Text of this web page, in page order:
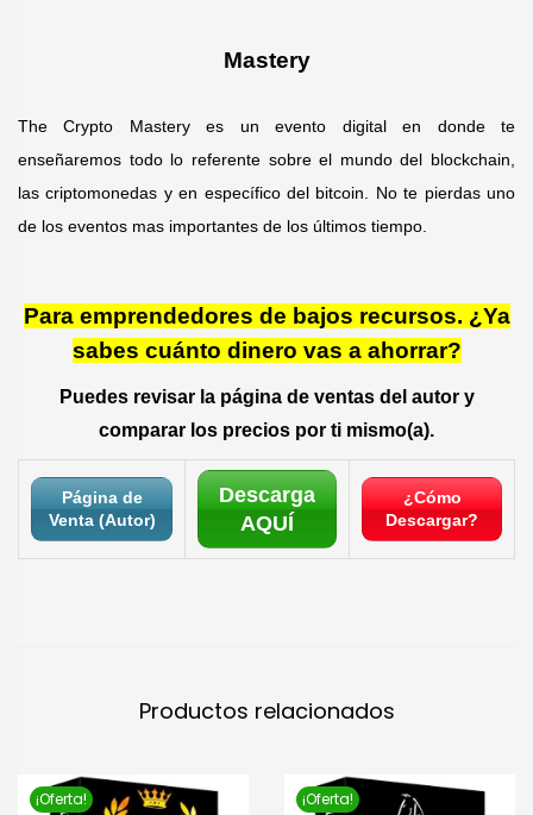
Mastery
The Crypto Mastery es un evento digital en donde te
enseñaremos todo lo referente sobre el mundo del blockchain,
las criptomonedas y en específico del bitcoin. No te pierdas uno
de los eventos mas importantes de los últimos tiempo.
Para emprendedores de bajos recursos. ¿Ya
sabes cuánto dinero vas a ahorrar?
Puedes revisar la página de ventas del autor y
comparar los precios por ti mismo(a).
Página de
Venta (Autor)
Descarga
AQUÍ
¿Cómo
Descargar?
Productos relacionados
¡Oferta! ¡Oferta!